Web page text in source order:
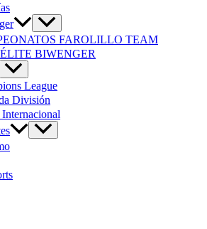
FAROLILLO TEAM
BIWENGER
League
División